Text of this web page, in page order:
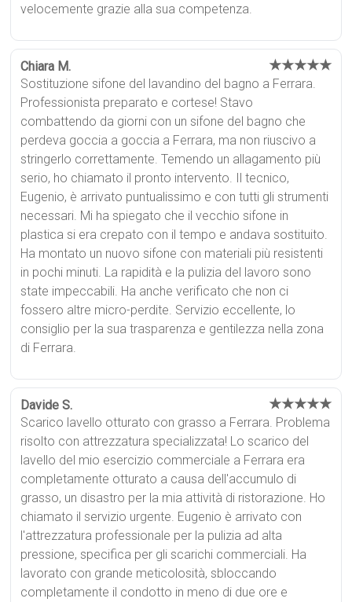
velocemente grazie alla sua competenza.
Chiara M. ★★★★★
Sostituzione sifone del lavandino del bagno a Ferrara.
Professionista preparato e cortese! Stavo
combattendo da giorni con un sifone del bagno che
perdeva goccia a goccia a Ferrara, ma non riuscivo a
stringerlo correttamente. Temendo un allagamento più
serio, ho chiamato il pronto intervento. Il tecnico,
Eugenio, è arrivato puntualissimo e con tutti gli strumenti
necessari. Mi ha spiegato che il vecchio sifone in
plastica si era crepato con il tempo e andava sostituito.
Ha montato un nuovo sifone con materiali più resistenti
in pochi minuti. La rapidità e la pulizia del lavoro sono
state impeccabili. Ha anche verificato che non ci
fossero altre micro-perdite. Servizio eccellente, lo
consiglio per la sua trasparenza e gentilezza nella zona
di Ferrara.
Davide S. ★★★★★
Scarico lavello otturato con grasso a Ferrara. Problema
risolto con attrezzatura specializzata! Lo scarico del
lavello del mio esercizio commerciale a Ferrara era
completamente otturato a causa dell'accumulo di
grasso, un disastro per la mia attività di ristorazione. Ho
chiamato il servizio urgente. Eugenio è arrivato con
l'attrezzatura professionale per la pulizia ad alta
pressione, specifica per gli scarichi commerciali. Ha
lavorato con grande meticolosità, sbloccando
completamente il condotto in meno di due ore e